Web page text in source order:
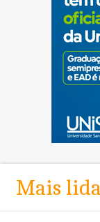
Mais